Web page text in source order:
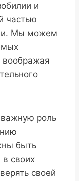
и
частью
Мы можем
воображая
роль
быть
своих
своей